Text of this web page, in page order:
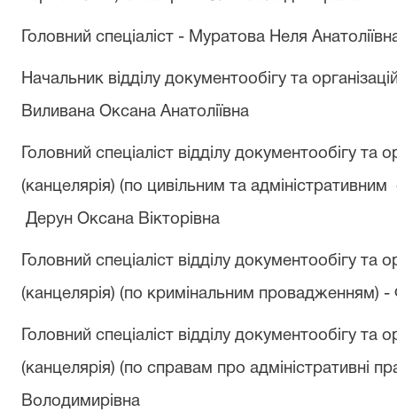
Головний спеціаліст - Муратова Неля
Начальник відділу документообігу та
Виливана Оксана Анатоліївна
Головний спеціаліст відділу документообігу та
(канцелярія) (по цивільним та
Дерун Оксана Вікторівна
Головний спеціаліст відділу документообігу та
(канцелярія) (по кримінальним провадженням) -
Головний спеціаліст відділу документообігу та
(канцелярія) (по справам про адміністративні
Володимирівна